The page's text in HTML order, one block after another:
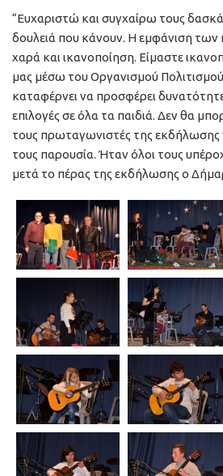
“Ευχαριστώ και συγχαίρω τους
δουλειά που κάνουν. Η εμφάνιση των
χαρά και ικανοποίηση. Είμαστε
μας μέσω του Οργανισμού
καταφέρνει να προσφέρει
επιλογές σε όλα τα παιδιά. Δεν θα
τους πρωταγωνιστές της εκδήλωσης
τους παρουσία. Ήταν όλοι τους
μετά το πέρας της εκδήλωσης ο